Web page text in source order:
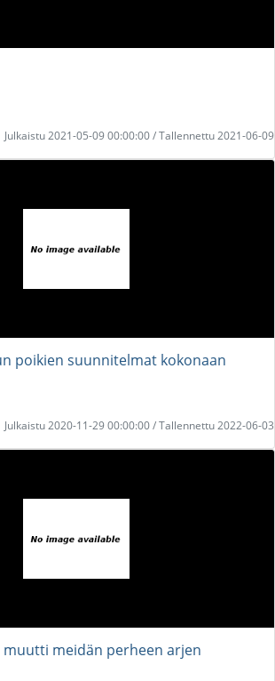
Julkaistu 2021-05-09 00:00:00 / Tallennettu 2021-06-09
poikien suunnitelmat kokonaan
Julkaistu 2020-11-29 00:00:00 / Tallennettu 2022-06-03
meidän perheen arjen